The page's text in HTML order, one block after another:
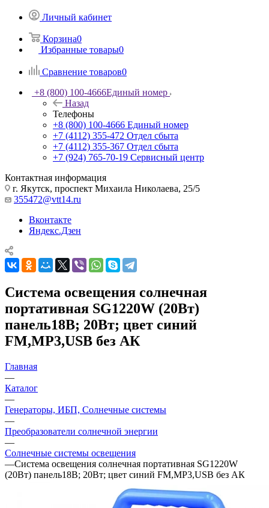
Личный кабинет
Корзина0
Избранные товары0
Сравнение товаров0
+8 (800) 100-4666Единый номер
Назад
Телефоны
+8 (800) 100-4666 Единый номер
+7 (4112) 355-472 Отдел сбыта
+7 (4112) 355-367 Отдел сбыта
+7 (924) 765-70-19 Сервисный центр
Контактная информация
г. Якутск, проспект Михаила Николаева, 25/5
355472@vtt14.ru
Вконтакте
Яндекс.Дзен
Система освещения солнечная
портативная SG1220W (20Вт)
панель18В; 20Вт; цвет синий
FM,MP3,USB без АК
Главная
—
Каталог
—
Генераторы, ИБП, Солнечные системы
—
Преобразователи солнечной энергии
—
Солнечные системы освещения
—Система освещения солнечная портативная SG1220W
(20Вт) панель18В; 20Вт; цвет синий FM,MP3,USB без АК